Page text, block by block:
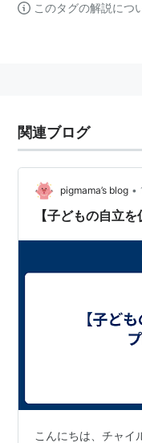
このタグの解説につ
関連ブログ
pigmama’s blog •
【子どもの自立
こんにちは、チャイ